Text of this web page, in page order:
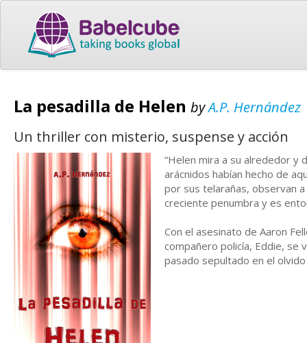
La pesadilla de Helen byA.P. Hernández
Un thriller con misterio, suspense y acción
“Helen mira a su alrededor y
arácnidos habían hecho de
por sus telarañas, observan
creciente penumbra y es
Con el asesinato de Aaron
compañero policía, Eddie, se
pasado sepultado en el